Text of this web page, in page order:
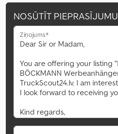
NOSŪTĪT PIEPRASĪJUMU
Ziņojums*